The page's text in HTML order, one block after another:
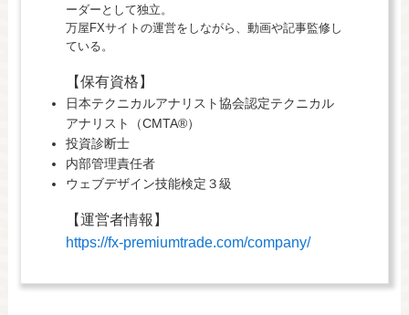
ーダーとして独立。
万屋FXサイトの運営をしながら、動画や記事監修し
ている。
【保有資格】
日本テクニカルアナリスト協会認定テクニカル
アナリスト（CMTA®）
投資診断士
内部管理責任者
ウェブデザイン技能検定３級
【運営者情報】
https://fx-premiumtrade.com/company/